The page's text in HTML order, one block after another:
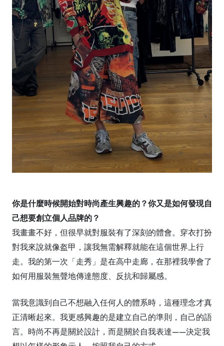
你是什​​麼時候開始對時尚產生興趣的？你又是如何發現自
己想要創立個人品牌的？
我畫畫不好，但很早就對服裝有了深刻的體會。穿衣打扮
對我來說就像盔甲，讓我無需解釋就能在這個世界上行
走。我的第一次「走秀」是在高中走廊，在那裡我學會了
如何用服裝無聲地傳達態度、反抗和歸屬感。
當我意識到自己不想融入任何人的體系時，這種理念才真
正清晰起來。我更感興趣的是建立自己的準則，自己的語
言。時尚不再是關於設計，而是關於自我表達——決定我